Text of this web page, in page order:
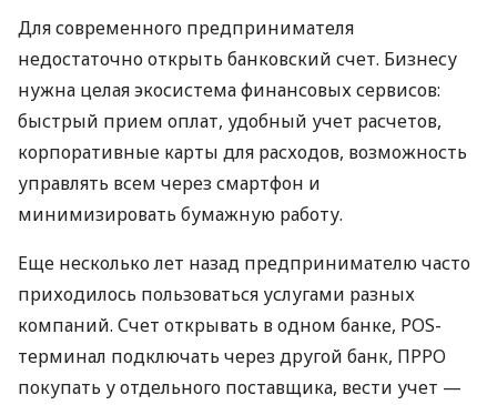
Для современного предпринимателя
недостаточно открыть банковский счет. Бизнесу
нужна целая экосистема финансовых сервисов:
быстрый прием оплат, удобный учет расчетов,
корпоративные карты для расходов, возможность
управлять всем через смартфон и
минимизировать бумажную работу.
Еще несколько лет назад предпринимателю часто
приходилось пользоваться услугами разных
компаний. Счет открывать в одном банке, POS-
терминал подключать через другой банк, ПРРО
покупать у отдельного поставщика, вести учет —